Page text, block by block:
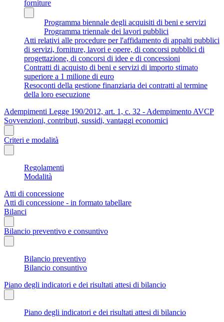
forniture
Programma biennale degli acquisiti di beni e servizi
Programma triennale dei lavori pubblici
Atti relativi alle procedure per l'affidamento di appalti pubblici
di servizi, forniture, lavori e opere, di concorsi pubblici di
progettazione, di concorsi di idee e di concessioni
Contratti di acquisto di beni e servizi di importo stimato
superiore a 1 milione di euro
Resoconti della gestione finanziaria dei contratti al termine
della loro esecuzione
Adempimenti Legge 190/2012, art. 1, c. 32 - Adempimento AVCP
Sovvenzioni, contributi, sussidi, vantaggi economici
Criteri e modalità
Regolamenti
Modalità
Atti di concessione
Atti di concessione - in formato tabellare
Bilanci
Bilancio preventivo e consuntivo
Bilancio preventivo
Bilancio consuntivo
Piano degli indicatori e dei risultati attesi di bilancio
Piano degli indicatori e dei risultati attesi di bilancio